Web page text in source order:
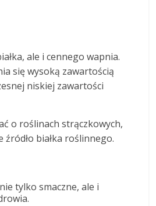
ale i cennego wapnia.
się wysoką zawartością
niskiej zawartości
o roślinach strączkowych,
białka roślinnego.
tylko smaczne, ale i